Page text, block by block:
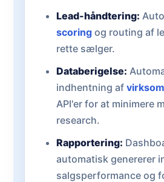
Lead-håndtering:
scoringog routing af
rette sælger.
Databerigelse:
indhentning af
API'er for at minimere
research.
Rapportering:
automatisk genererer
salgsperformance og